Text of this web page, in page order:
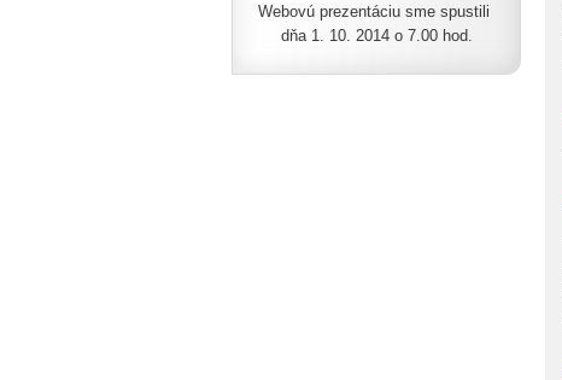
Webovú prezentáciu sme spustili
dňa 1. 10. 2014 o 7.00 hod.